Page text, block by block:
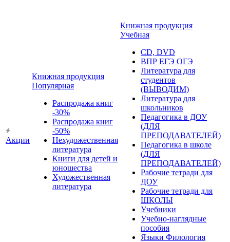
Акции
Книжная продукция
Популярная
Распродажа книг
-30%
Распродажа книг
-50%
Нехудожественная
литература
Книги для детей и
юношества
Художественная
литература
Книжная продукция
Учебная
CD, DVD
ВПР ЕГЭ ОГЭ
Литература для
студентов
(ВЫВОДИМ)
Литература для
школьников
Педагогика в ДОУ
(ДЛЯ
ПРЕПОДАВАТЕЛЕЙ)
Педагогика в школе
(ДЛЯ
ПРЕПОДАВАТЕЛЕЙ)
Рабочие тетради для
ДОУ
Рабочие тетради для
ШКОЛЫ
Учебники
Учебно-наглядные
пособия
Языки Филология